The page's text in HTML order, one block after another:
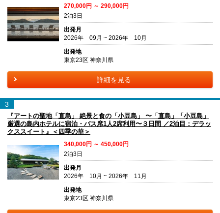
270,000円 ～ 290,000円
2泊3日
出発月
2026年 09月 ~ 2026年 10月
出発地
東京23区 神奈川県
詳細を見る
3
『アートの聖地「直島」 絶景と食の「小豆島」 〜「直島」「小豆島」
厳選の島内ホテルに宿泊・バス席1人2席利用〜３日間 ／2泊目：デラッ
クススイート』＜四季の華＞
340,000円 ～ 450,000円
2泊3日
出発月
2026年 10月 ~ 2026年 11月
出発地
東京23区 神奈川県